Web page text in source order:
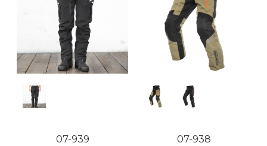
07-939 07-938